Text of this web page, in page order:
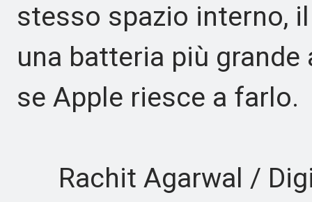
stesso spazio interno,
una batteria più
se Apple riesce a farlo.
Rachit Agarwal /